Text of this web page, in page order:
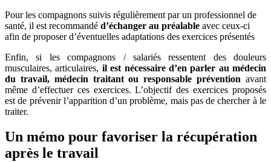
Pour les compagnons suivis régulièrement par un professionnel de
santé, il est recommandé d’échanger au préalable avec ceux-ci
afin de proposer d’éventuelles adaptations des exercices présentés
Enfin, si les compagnons / salariés ressentent des douleurs
musculaires, articulaires, il est nécessaire d’en parler au médecin
du travail, médecin traitant ou responsable prévention avant
même d’effectuer ces exercices. L’objectif des exercices proposés
est de prévenir l’apparition d’un problème, mais pas de chercher à le
traiter.
Un mémo pour favoriser la récupération
après le travail